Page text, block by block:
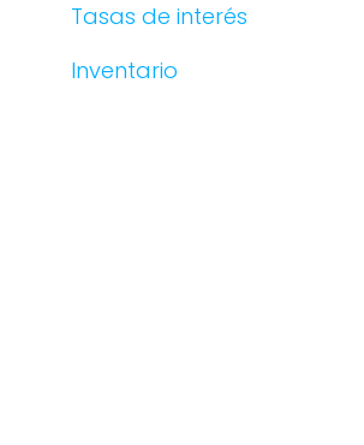
Tasas de interés
Inventario